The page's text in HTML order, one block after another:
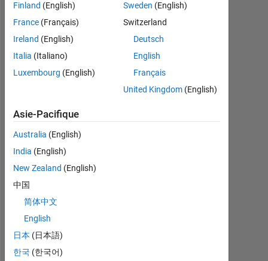
MATLAB Answers
CONTRIBUTIONS
-2
-1
2
3
4
10/16
11/17
12/18
01/20
02/21
03/22
04/23
05/24
06/25
07/26
12/17
02/19
04/20
06/21
08/22
10/23
12/24
RANG
237
of
302
Finland (English)
France (Français)
Ireland (English)
Italia (Italiano)
Luxembourg (English)
Sweden (English)
Switzerland
Deutsch
English
Français
United Kingdom(English)
Asie-Pacifique
Australia (English)
India (English)
New Zealand (English)
中国
简体中文
English
日本 (日本語)
한국 (한국어)